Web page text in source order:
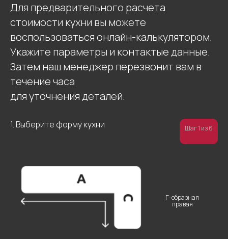
Для предварительного расчета
стоимости кухни вы можете
воспользоваться онлайн-калькулятором.
Укажите параметры и контактые данные.
Затем наш менеджер перезвонит вам в
течение часа
для уточнения деталей.
1. Выберите форму кухни Шаг 1 из 6
Г-образная
правая
Введите свои данные